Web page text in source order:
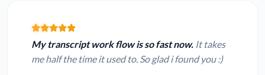
My transcript work flow is so fast now. It takes
me half the time it used to. So glad i found you :)